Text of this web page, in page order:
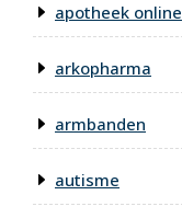
apotheek online
arkopharma
armbanden
autisme